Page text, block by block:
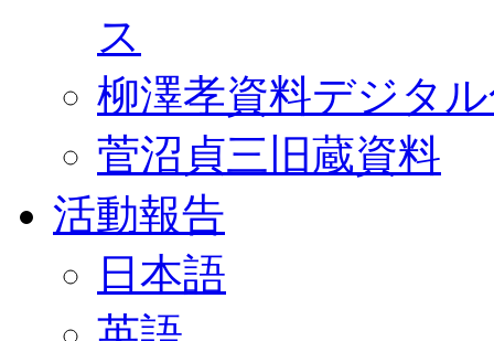
ス
柳澤孝資料デジタ
菅沼貞三旧蔵資料
活動報告
日本語